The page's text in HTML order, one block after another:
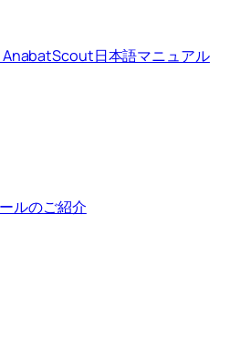
日本語マニュアル
ルのご紹介